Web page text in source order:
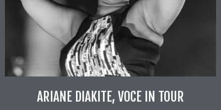
ARIANE DIAKITE, VOCE IN TOUR